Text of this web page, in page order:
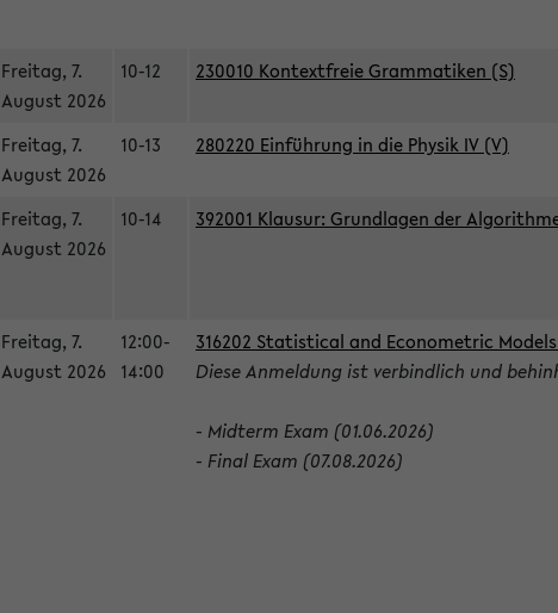
Freitag, 7.
August 2026
10-12 230010 Kontextfreie Grammatiken (S)
Freitag, 7.
August 2026
10-13 280220 Einführung in die Physik IV (V)
Freitag, 7.
August 2026
10-14 392001 Klausur: Grundlagen der
Freitag, 7.
August 2026
12:00-
14:00
316202 Statistical and Econometric
Diese Anmeldung ist verbindlich und
- Midterm Exam (01.06.2026)
- Final Exam (07.08.2026)